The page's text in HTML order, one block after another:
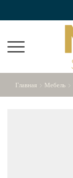
Главная Мебель